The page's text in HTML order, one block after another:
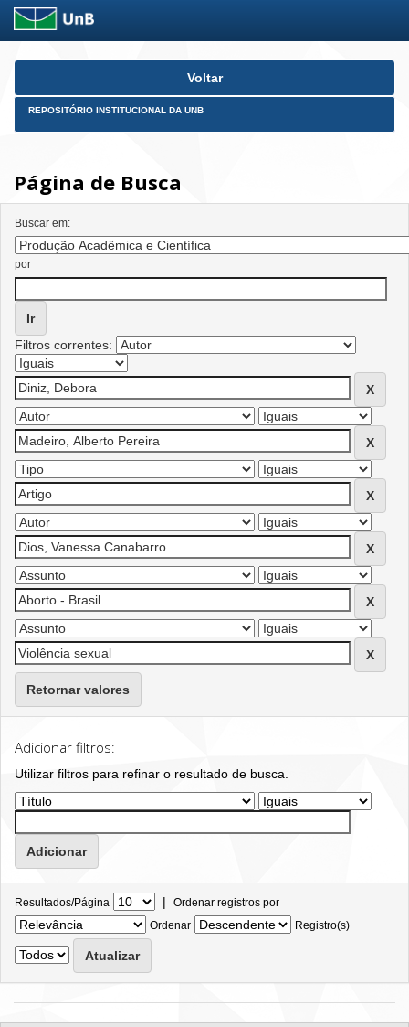
Skip
Voltar
REPOSITÓRIO INSTITUCIONAL DA UNB
Página de Busca
Buscar em:
por
Filtros correntes:
Retornar valores
Adicionar filtros:
Utilizar filtros para refinar o resultado de busca.
Resultados/Página | Ordenar registros por
Ordenar
Registro(s)